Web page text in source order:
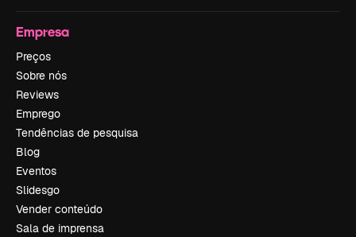
Empresa
Preços
Sobre nós
Reviews
Emprego
Tendências de pesquisa
Blog
Eventos
Slidesgo
Vender conteúdo
Sala de imprensa